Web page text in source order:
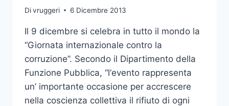
Divruggeri 6 Dicembre 2013
Il 9 dicembre si celebra in tutto il mondo la
“Giornata internazionale contro la
corruzione”. Secondo il Dipartimento della
Funzione Pubblica, “l‘evento rappresenta
un’ importante occasione per accrescere
nella coscienza collettiva il rifiuto di ogni